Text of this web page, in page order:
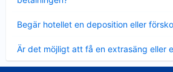
Begär hotellet en deposition eller
mindre
Är det möjligt att få en extrasäng eller
mindre